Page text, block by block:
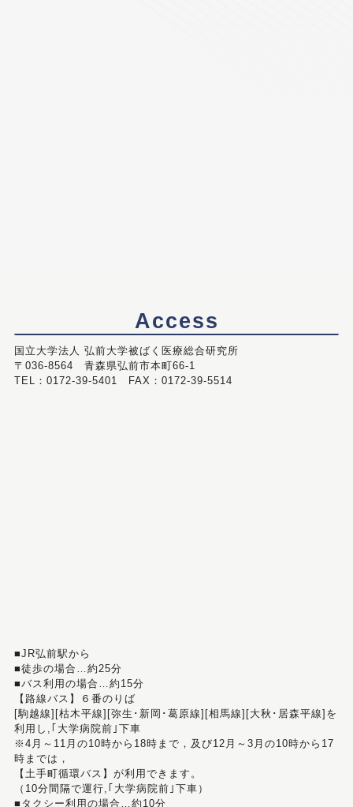
Access
国立大学法人 弘前大学被ばく医療総合研究所
〒036-8564 青森県弘前市本町66-1
TEL：0172-39-5401 FAX：0172-39-5514
■JR弘前駅から
■徒歩の場合…約25分
■バス利用の場合…約15分
【路線バス】６番のりば
[駒越線][枯木平線][弥生･新岡･葛原線][相馬線][大秋･居森平線]を
利用し,｢大学病院前｣下車
※4月～11月の10時から18時まで，及び12月～3月の10時から17
時までは，
【土手町循環バス】が利用できます。
（10分間隔で運行,｢大学病院前｣下車）
■タクシー利用の場合…約10分